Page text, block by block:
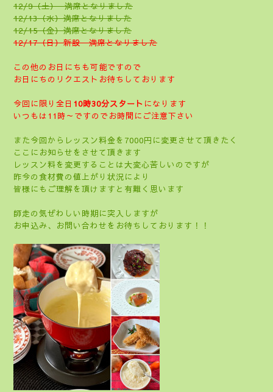
12/9（土） 満席となりました
12/13（水）満席となりました
12/15（金）満席となりました
12/17（日）新設 満席となりました
この他のお日にちも可能ですので
お日にちのリクエストお待ちしております
今回に限り全日 10時30分スタート になります
いつもは11時～ですのでお時間にご注意下さい
また今回からレッスン料金を7000円に変更させて頂きたく
ここにお知らせをさせて頂きます
レッスン料を変更することは大変心苦しいのですが
昨今の食材費の値上がり状況により
皆様にもご理解を頂けますと有難く思います
師走の気ぜわしい時期に突入しますが
お申込み、お問い合わせをお待ちしております！！